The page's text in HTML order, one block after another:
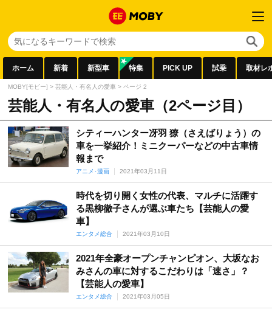
ホーム 新着 新型車 特集 PICK UP 試乗 取材レ
MOBY[モビー] > 芸能人・有名人の愛車 > ページ 2
芸能人・有名人の愛車（2ページ目）
シティーハンター冴羽 獠（さえばりょう）の
車を一挙紹介！ミニクーパーなどの中古車情
報まで
アニメ･漫画 2021年03月11日
時代を切り開く女性の代表、マルチに活躍す
る黒柳徹子さんが選ぶ車たち【芸能人の愛
車】
エンタメ総合 2021年03月10日
2021年全豪オープンチャンピオン、大坂なお
みさんの車に対するこだわりは「速さ」？
【芸能人の愛車】
エンタメ総合 2021年03月05日